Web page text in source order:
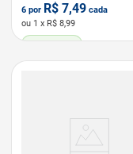
6 por R$ 7,49 cada
ou 1 x R$ 8,99